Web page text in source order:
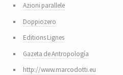
Azioni parallele
Doppiozero
Editions Lignes
Gazeta de Antropología
http://www.marcodotti.eu